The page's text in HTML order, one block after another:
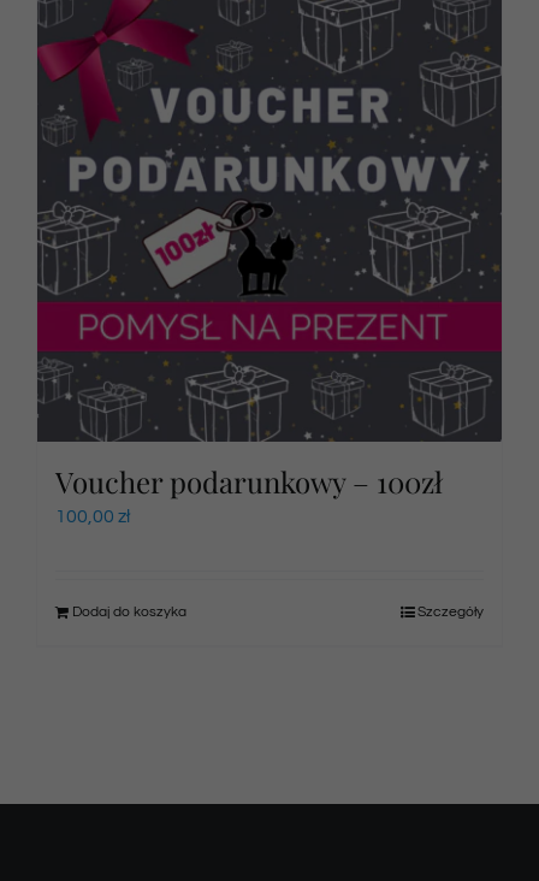
Voucher podarunkowy – 100zł
100,00 zł
Dodaj do koszyka Szczegóły